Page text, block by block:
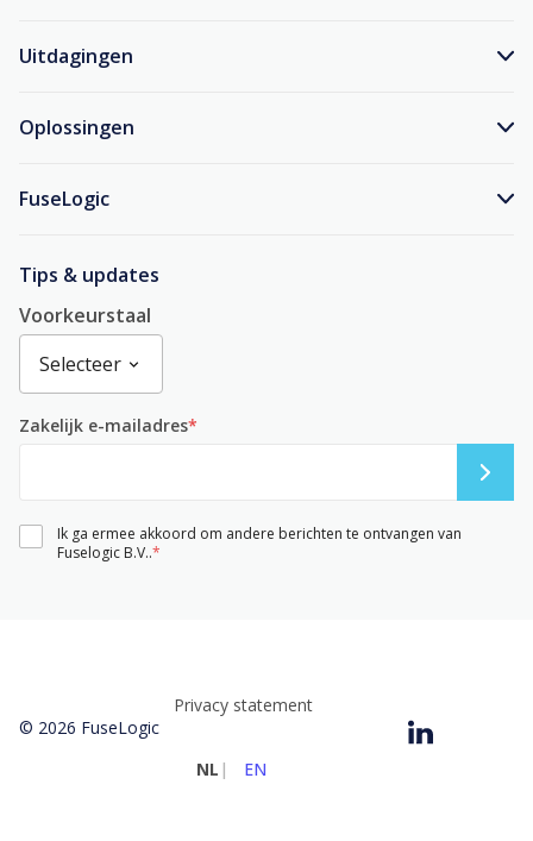
Uitdagingen
Oplossingen
FuseLogic
Tips & updates
Zakelijk e-mailadres*
Voorkeurstaal
Ik ga ermee akkoord om andere berichten te ontvangen van
Fuselogic B.V..*
© 2026 FuseLogic
Privacy statement
NL | EN